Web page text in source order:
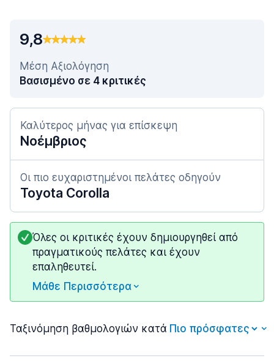
9,8
Μέση Αξιολόγηση
Βασισμένο σε 4 κριτικές
Καλύτερος μήνας για επίσκεψη
Νοέμβριος
Οι πιο ευχαριστημένοι πελάτες οδηγούν
Toyota Corolla
Όλες οι κριτικές έχουν δημιουργηθεί από
πραγματικούς πελάτες και έχουν
επαληθευτεί.
Μάθε Περισσότερα
Ταξινόμηση βαθμολογιών κατά